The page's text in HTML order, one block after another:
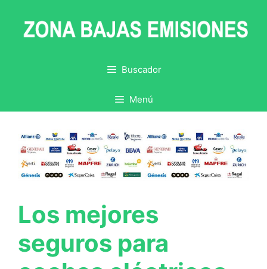
contenido
Buscador
Menú
Los mejores
seguros para